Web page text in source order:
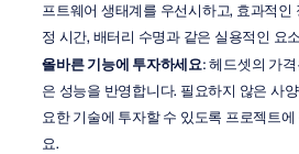
프트웨어 생태계를 우선시하고, 효과적인
정 시간, 배터리 수명과 같은 실용적인 요
올바른 기능에 투자하세요: 헤드셋의 가
은 성능을 반영합니다. 필요하지 않은 사
요한 기술에 투자할 수 있도록 프로젝트
요.